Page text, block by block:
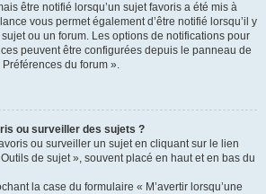
être notifié lorsqu’un sujet favoris a été mis à
vous permet également d’être notifié lorsqu’il y
ou un forum. Les options de notifications pour
peuvent être configurées depuis le panneau de
Préférences du forum ».
ou surveiller des sujets ?
ou surveiller un sujet en cliquant sur le lien
de sujet », souvent placé en haut et en bas du
la case du formulaire « M’avertir lorsqu’une